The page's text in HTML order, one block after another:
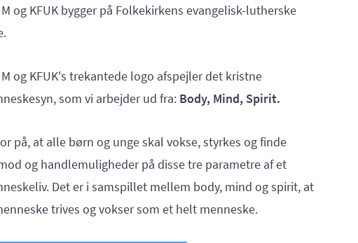
og KFUK bygger på Folkekirkens evangelisk-lutherske
og KFUK's trekantede logo afspejler det kristne
som vi arbejder ud fra: Body, Mind, Spirit.
på, at alle børn og unge skal vokse, styrkes og finde
og handlemuligheder på disse tre parametre af et
Det er i samspillet mellem body, mind og spirit, at
trives og vokser som et helt menneske.